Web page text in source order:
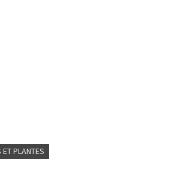
ET PLANTES